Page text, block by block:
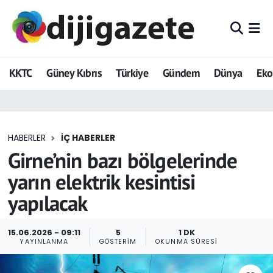
KKTC Güney Kıbrıs Türkiye Gündem Dünya
HABERLER İÇ HABERLER
Girne’nin bazı bölgelerinde
yarın elektrik kesintisi
yapılacak
15.06.2026 - 09:11
YAYINLANMA
5
GÖSTERIM
1 DK
OKUNMA SÜRESI
ADVERTORIAL
Dijigazete
Eğitim
Ekonomi
Foto Galeri
GEZİ
Güncel
Hava Durumu
Trafik Durumu
Tüm Manşetler
Son Dakika Haberleri
Haber Arşivi